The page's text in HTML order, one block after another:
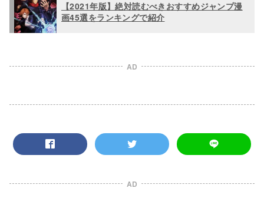
【2021年版】絶対読むべきおすすめジャンプ漫
画45選をランキングで紹介
AD
AD